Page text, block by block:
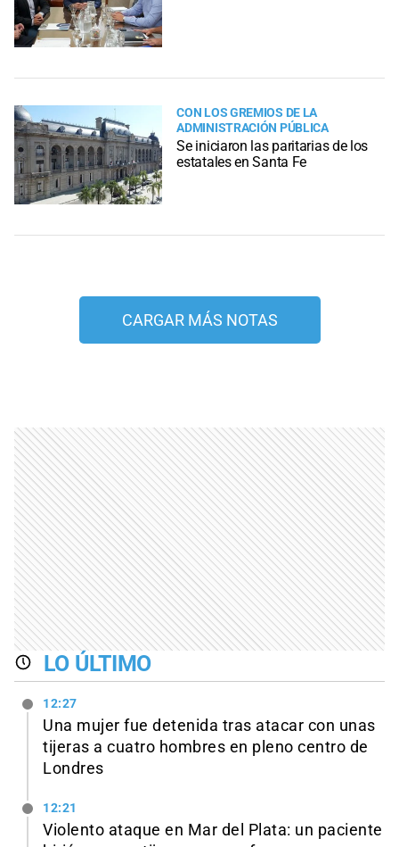
CON LOS GREMIOS DE LA
ADMINISTRACIÓN PÚBLICA
Se iniciaron las paritarias de los
estatales en Santa Fe
CARGAR MÁS NOTAS
LO ÚLTIMO
12:27
Una mujer fue detenida tras atacar con unas
tijeras a cuatro hombres en pleno centro de
Londres
12:21
Violento ataque en Mar del Plata: un paciente